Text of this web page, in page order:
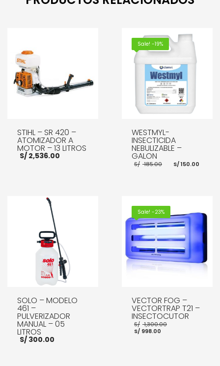
STIHL – SR 420 –
ATOMIZADOR A
MOTOR – 13 LITROS
S/ 2,536.00
AÑADIR AL CARRITO
Sale! -19%
WESTMYL-
INSECTICIDA
NEBULIZABLE –
GALON
S/ 185.00 El
precio
S/150.00
AÑADIR AL CARRITO
SOLO – MODELO
461 –
PULVERIZADOR
MANUAL – 05
LITROS
S/ 300.00
Sale! -23%
VECTOR FOG –
VECTORTRAP T21 –
INSECTOCUTOR
S/ 1,300.00
S/998.00